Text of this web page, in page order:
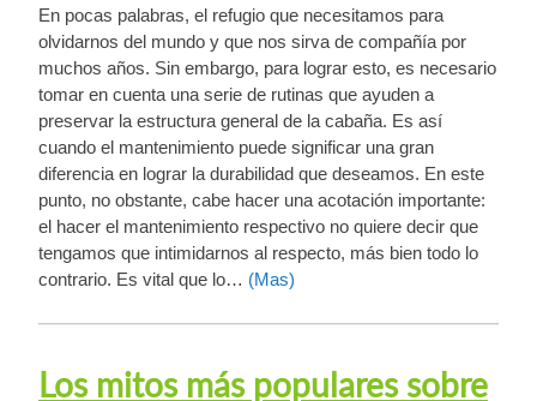
En pocas palabras, el refugio que necesitamos para
olvidarnos del mundo y que nos sirva de compañía por
muchos años. Sin embargo, para lograr esto, es necesario
tomar en cuenta una serie de rutinas que ayuden a
preservar la estructura general de la cabaña. Es así
cuando el mantenimiento puede significar una gran
diferencia en lograr la durabilidad que deseamos. En este
punto, no obstante, cabe hacer una acotación importante:
el hacer el mantenimiento respectivo no quiere decir que
tengamos que intimidarnos al respecto, más bien todo lo
contrario. Es vital que lo… (Mas)
Los mitos más populares sobre